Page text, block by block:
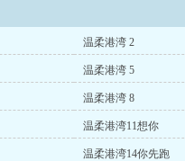
温柔港湾 2
温柔港湾 5
温柔港湾 8
温柔港湾11想你
温柔港湾14你先跑